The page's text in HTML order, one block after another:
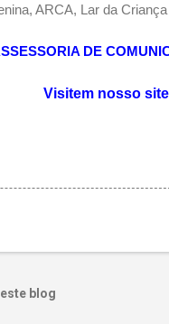
ARCA, Lar da
DE
Visitem nosso
blog